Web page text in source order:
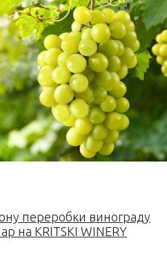
переробки винограду
на KRITSKI WINERY